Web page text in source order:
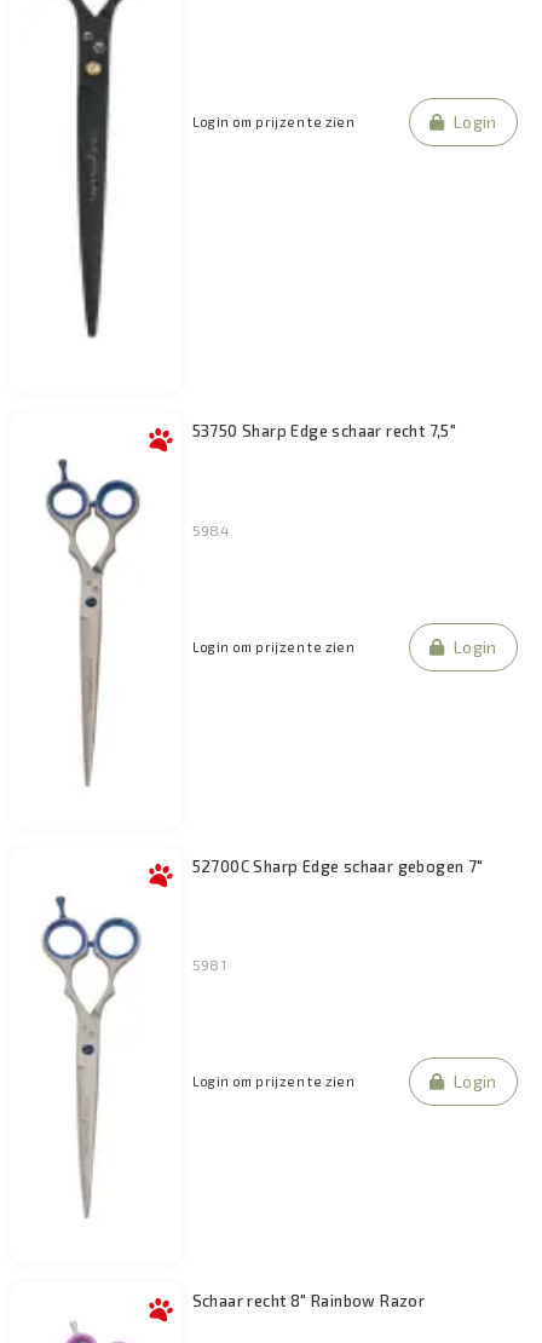
Login om prijzen te zien Login
53750 Sharp Edge schaar recht 7,5"
5984
Login om prijzen te zien Login
52700C Sharp Edge schaar gebogen 7"
5981
Login om prijzen te zien Login
Schaar recht 8" Rainbow Razor